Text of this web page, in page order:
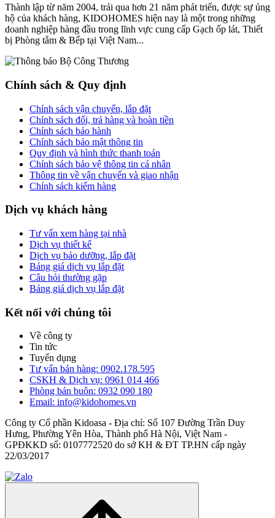
Thành lập từ năm 2004, trải qua hơn 21 năm phát triển, được sự ủng
hộ của khách hàng, KIDOHOMES hiện nay là một trong những
doanh nghiệp hàng đầu trong lĩnh vực cung cấp Gạch ốp lát, Thiết
bị Phòng tắm & Bếp tại Việt Nam...
Chính sách & Quy định
Chính sách vận chuyển, lắp đặt
Chính sách đổi, trả hàng và hoàn tiền
Chính sách bảo hành
Chính sách bảo mật thông tin
Quy định và hình thức thanh toán
Chính sách bảo vệ thông tin cá nhân
Thông tin về vận chuyển và giao nhận
Chính sách kiểm hàng
Dịch vụ khách hàng
Tư vấn xem hàng tại nhà
Dịch vụ thiết kế
Dịch vụ bảo dưỡng, lắp đặt
Bảng giá dịch vụ lắp đặt
Câu hỏi thường gặp
Bảng giá dịch vụ lắp đặt
Kết nối với chúng tôi
Về công ty
Tin tức
Tuyển dụng
Tư vấn bán hàng: 0902.178.595
CSKH & Dịch vụ: 0961 014 466
Phòng bán buôn: 0932 090 180
Email: info@kidohomes.vn
Công ty Cổ phần Kidoasa - Địa chỉ: Số 107 Đường Trần Duy
Hưng, Phường Yên Hòa, Thành phố Hà Nội, Việt Nam -
GPĐKKD số: 0107772520 do sở KH & ĐT TP.HN cấp ngày
22/03/2017